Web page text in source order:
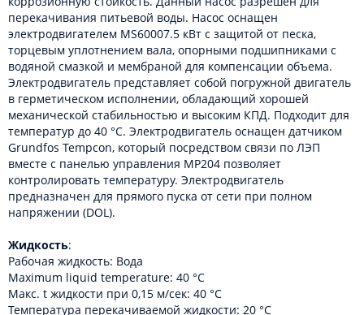
перекачивания питьевой воды. Насос оснащен
электродвигателем MS60007.5 кВт с защитой от песка,
торцевым уплотнением вала, опорными подшипниками с
водяной смазкой и мембраной для компенсации объема.
Электродвигатель представляет собой погружной двигатель
в герметическом исполнении, обладающий хорошей
механической стабильностью и высоким КПД. Подходит для
температур до 40 °C. Электродвигатель оснащен датчиком
Grundfos Tempcon, который посредством связи по ЛЭП
вместе с панелью управления MP204 позволяет
контролировать температуру. Электродвигатель
предназначен для прямого пуска от сети при полном
напряжении (DOL).
Жидкость:
Рабочая жидкость: Вода
Maximum liquid temperature: 40 °C
Макс. t жидкости при 0,15 м/сек: 40 °C
Температура перекачиваемой жидкости: 20 °C